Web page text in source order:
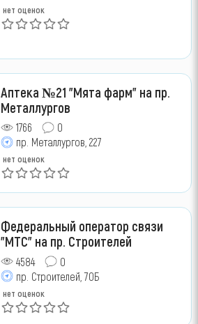
нет оценок
Аптека №21 "Мята фарм" на пр.
Металлургов
1766
0
пр. Металлургов, 227
нет оценок
Федеральный оператор связи
"МТС" на пр. Строителей
4584
0
пр. Строителей, 70Б
нет оценок